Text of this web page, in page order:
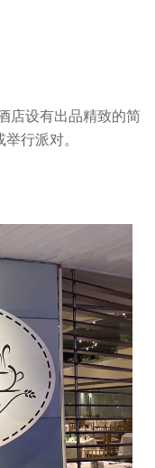
店设有出品精致的简
行派对。